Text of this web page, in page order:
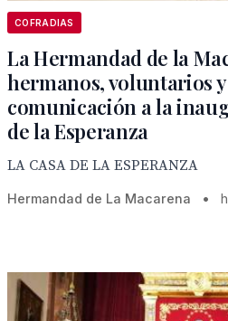
COFRADIAS
La Hermandad de la
hermanos, voluntarios
comunicación a la
de la Esperanza
LA CASA DE LA ESPERANZA
Hermandad de La Macarena •